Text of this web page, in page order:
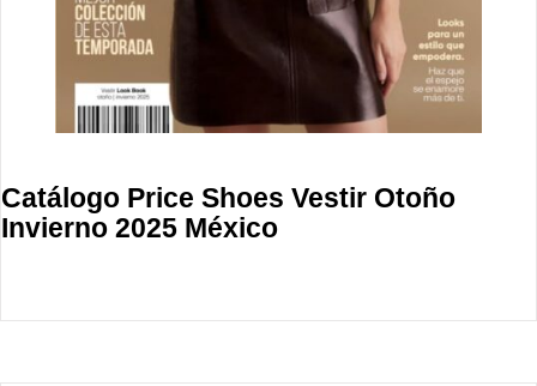
Catálogo Price Shoes Vestir Otoño
Invierno 2025 México